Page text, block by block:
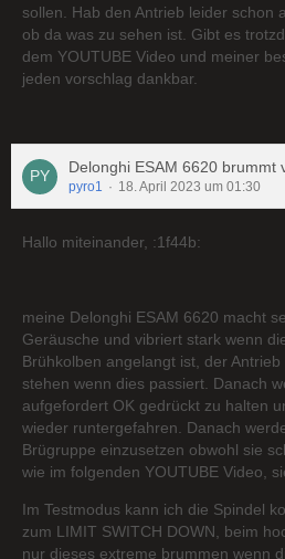
sollen. Hab den Antrieb leider schon
ob da was zu sehen ist. Gibt es
dem YOUTUBE Video und meiner
jeden vorschlag dankbar.
Delonghi ESAM 6620 brummt
pyro1 18. April 2023 um 01:30
Hallo miteinander, :1f44b:
meine Delonghi ESAM 6620 macht
Geräusche und vibriert stark wenn
Brühkolben angelangt ist, der
stehen wenn dies passiert. Danach
aufgefordert OK gedrückt zu halten
wieder runtergefahren. Danach
Brügruppe einzusetzen obwohl sie
wie im folgenden YOUTUBE Video,
Im Testmodus kann ich die Spindel
zum LIMIT SWITCH DOWN, beim
nur dieses extreme brummen wenn